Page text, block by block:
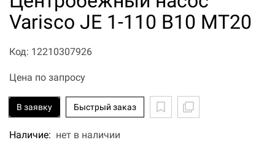
Varisco JE 1-110 B10 MT20
Код: 12210307926
Цена по запросу
В заявку Быстрый заказ
Наличие: нет в наличии